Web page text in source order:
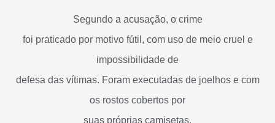
Segundo a acusação, o crime
foi praticado por motivo fútil, com uso de meio cruel e
impossibilidade de
defesa das vítimas. Foram executadas de joelhos e com
os rostos cobertos por
suas próprias camisetas.